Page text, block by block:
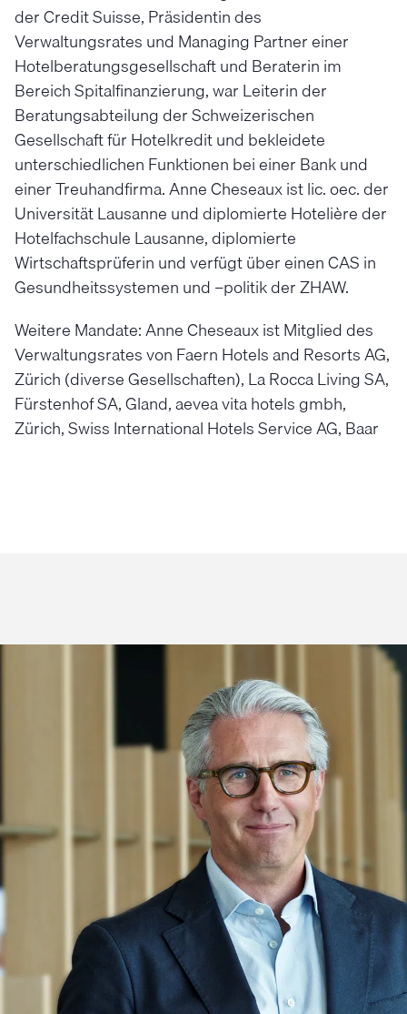
der Credit Suisse, Präsidentin des
Verwaltungsrates und Managing Partner einer
Hotelberatungsgesellschaft und Beraterin im
Bereich Spitalfinanzierung, war Leiterin der
Beratungsabteilung der Schweizerischen
Gesellschaft für Hotelkredit und bekleidete
unterschiedlichen Funktionen bei einer Bank und
einer Treuhandfirma. Anne Cheseaux ist lic. oec. der
Universität Lausanne und diplomierte Hotelière der
Hotelfachschule Lausanne, diplomierte
Wirtschaftsprüferin und verfügt über einen CAS in
Gesundheitssystemen und –politik der ZHAW.
Weitere Mandate: Anne Cheseaux ist Mitglied des
Verwaltungsrates von Faern Hotels and Resorts AG,
Zürich (diverse Gesellschaften), La Rocca Living SA,
Fürstenhof SA, Gland, aevea vita hotels gmbh,
Zürich, Swiss International Hotels Service AG, Baar